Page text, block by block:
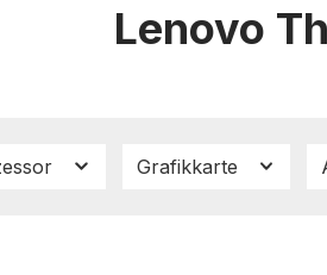
Lenovo
Grafikkarte